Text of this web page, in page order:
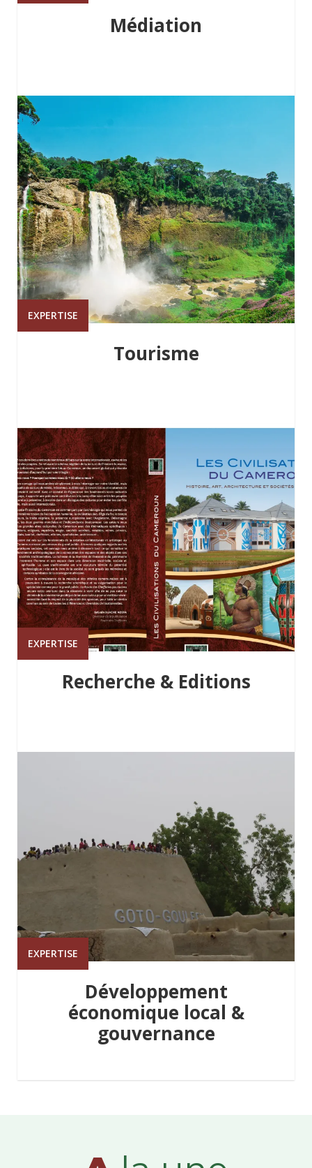
Médiation
EXPERTISE
Tourisme
EXPERTISE
Recherche & Editions
EXPERTISE
Développement
économique local &
gouvernance